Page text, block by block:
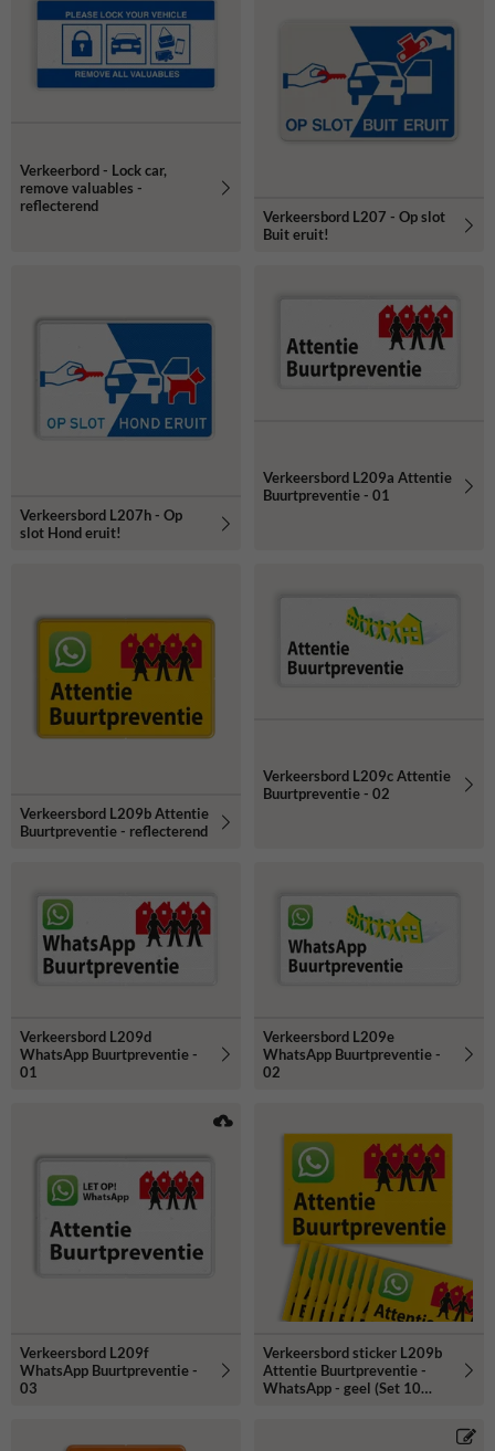
Verkeerbord - Lock car,
remove valuables -
reflecterend
Verkeersbord L207 - Op slot
Buit eruit!
Verkeersbord L207h - Op
slot Hond eruit!
Verkeersbord L209a Attentie
Buurtpreventie - 01
Verkeersbord L209b Attentie
Buurtpreventie - reflecterend
Verkeersbord L209c Attentie
Buurtpreventie - 02
Verkeersbord L209d
WhatsApp Buurtpreventie -
01
Verkeersbord L209e
WhatsApp Buurtpreventie -
02
Verkeersbord L209f
WhatsApp Buurtpreventie -
03
Verkeersbord sticker L209b
Attentie Buurtpreventie -
WhatsApp - geel (Set 10